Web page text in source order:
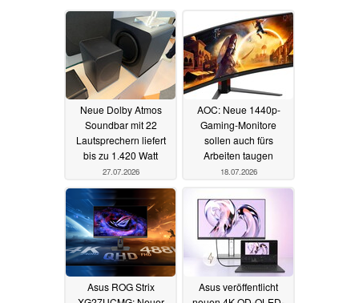
Neue Dolby Atmos
Soundbar mit 22
Lautsprechern liefert
bis zu 1.420 Watt
27.07.2026
AOC: Neue 1440p-
Gaming-Monitore
sollen auch fürs
Arbeiten taugen
18.07.2026
Asus ROG Strix
Asus veröffentlicht